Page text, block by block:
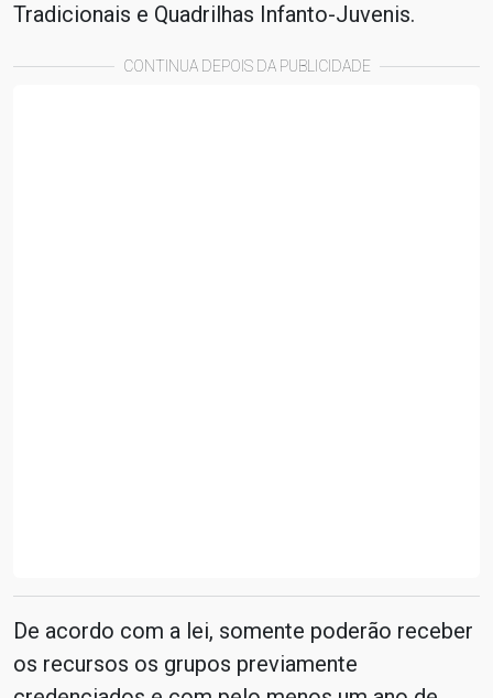
Tradicionais e Quadrilhas Infanto-Juvenis.
CONTINUA DEPOIS DA PUBLICIDADE
De acordo com a lei, somente poderão receber
os recursos os grupos previamente